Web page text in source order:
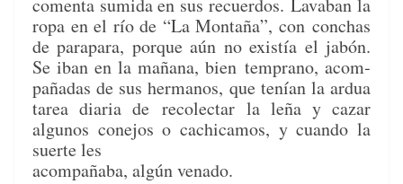
comen­ta sum­i­da en sus recuer­dos.Lava­ban la
ropa en el río de “La Mon­taña”, con con­chas
de para­para, porque aún no existía el jabón.
Se iban en la mañana, bien tem­pra­no, acom­
pañadas de sus her­manos, que tenían la ard­ua
tarea diaria derecolec­tar la leña y cazar
algunos cone­jos o cachi­camos, y cuan­do la
suerte les
acom­paña­ba, algún venado.